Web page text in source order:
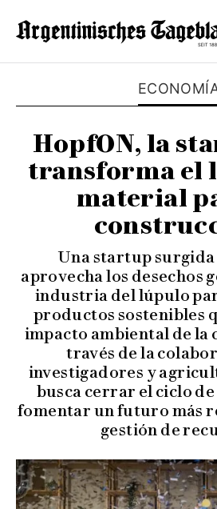
HopfON, la
transforma el
material
Una startup surgida
aprovecha los desechos
industria del lúpulo
productos sostenibles
impacto ambiental de la
través de la
investigadores y
busca cerrar el ciclo
fomentar un futuro más
gestión de